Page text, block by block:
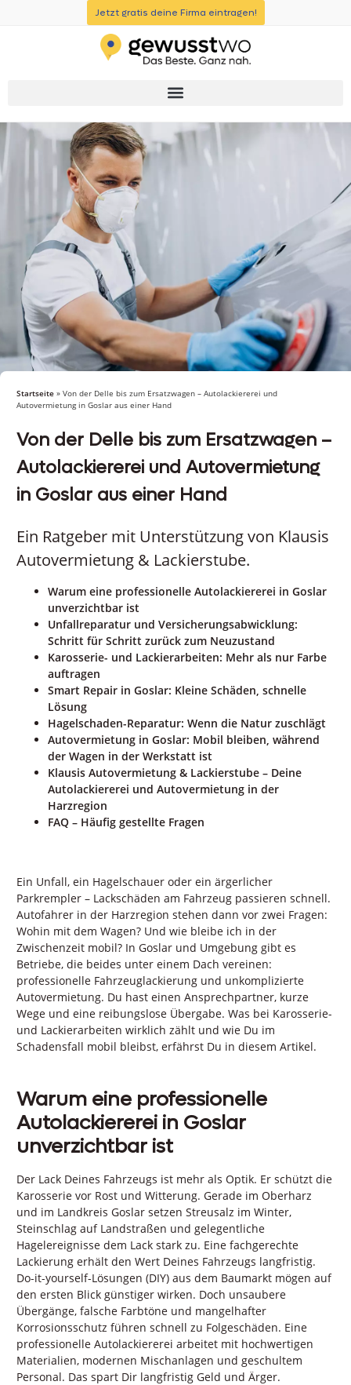
Jetzt gratis deine Firma eintragen!
Startseite » Von der Delle bis zum Ersatzwagen – Autolackiererei und
Autovermietung in Goslar aus einer Hand
Von der Delle bis zum Ersatzwagen –
Autolackiererei und Autovermietung
in Goslar aus einer Hand
Ein Ratgeber mit Unterstützung von Klausis
Autovermietung & Lackierstube.
Warum eine professionelle Autolackiererei in Goslar
unverzichtbar ist
Unfallreparatur und Versicherungsabwicklung:
Schritt für Schritt zurück zum Neuzustand
Karosserie- und Lackierarbeiten: Mehr als nur Farbe
auftragen
Smart Repair in Goslar: Kleine Schäden, schnelle
Lösung
Hagelschaden-Reparatur: Wenn die Natur zuschlägt
Autovermietung in Goslar: Mobil bleiben, während
der Wagen in der Werkstatt ist
Klausis Autovermietung & Lackierstube – Deine
Autolackiererei und Autovermietung in der
Harzregion
FAQ – Häufig gestellte Fragen
Ein Unfall, ein Hagelschauer oder ein ärgerlicher
Parkrempler – Lackschäden am Fahrzeug passieren schnell.
Autofahrer in der Harzregion stehen dann vor zwei Fragen:
Wohin mit dem Wagen? Und wie bleibe ich in der
Zwischenzeit mobil? In Goslar und Umgebung gibt es
Betriebe, die beides unter einem Dach vereinen:
professionelle Fahrzeuglackierung und unkomplizierte
Autovermietung. Du hast einen Ansprechpartner, kurze
Wege und eine reibungslose Übergabe. Was bei Karosserie-
und Lackierarbeiten wirklich zählt und wie Du im
Schadensfall mobil bleibst, erfährst Du in diesem Artikel.
Warum eine professionelle
Autolackiererei in Goslar
unverzichtbar ist
Der Lack Deines Fahrzeugs ist mehr als Optik. Er schützt die
Karosserie vor Rost und Witterung. Gerade im Oberharz
und im Landkreis Goslar setzen Streusalz im Winter,
Steinschlag auf Landstraßen und gelegentliche
Hagelereignisse dem Lack stark zu. Eine fachgerechte
Lackierung erhält den Wert Deines Fahrzeugs langfristig.
Do-it-yourself-Lösungen (DIY) aus dem Baumarkt mögen auf
den ersten Blick günstiger wirken. Doch unsaubere
Übergänge, falsche Farbtöne und mangelhafter
Korrosionsschutz führen schnell zu Folgeschäden. Eine
professionelle Autolackiererei arbeitet mit hochwertigen
Materialien, modernen Mischanlagen und geschultem
Personal. Das spart Dir langfristig Geld und Ärger.